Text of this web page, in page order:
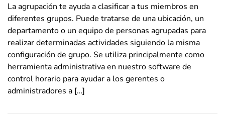
La agrupación te ayuda a clasificar a tus miembros en
diferentes grupos. Puede tratarse de una ubicación, un
departamento o un equipo de personas agrupadas para
realizar determinadas actividades siguiendo la misma
configuración de grupo. Se utiliza principalmente como
herramienta administrativa en nuestro software de
control horario para ayudar a los gerentes o
administradores a […]